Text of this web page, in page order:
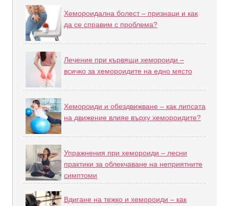
Хемороидална болест – признаци и как
да се справим с проблема?
Лечение при кървящи хемороиди –
всичко за хемороидите на едно място
Хемороиди и обездвижване – как липсата
на движение влияе върху хемороидите?
Упражнения при хемороиди – лесни
практики за облекчаване на неприятните
симптоми
Вдигане на тежко и хемороиди – как